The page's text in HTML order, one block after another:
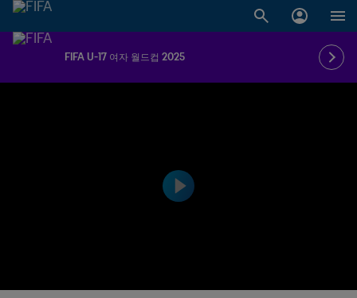
FIFA U-17 여자 월드컵 2025